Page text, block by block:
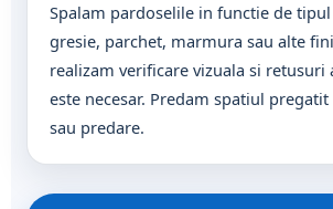
Spalam pardoselile in functie de
gresie, parchet, marmura sau alte
realizam verificare vizuala si retusuri
este necesar. Predam spatiul
sau predare.